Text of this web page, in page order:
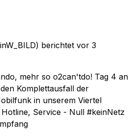
berichtet vor 3
mehr so o2can'tdo! Tag 4 an
Komplettausfall der
in unserem Viertel
Service - Null #keinNetz